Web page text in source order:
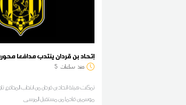
إتحاد بن قردان ينتدب مدافعا
منذ ساعات 5
تمكنت هيئة اتحاد بن قردان من انتداب المدافع
موسمين قادما من مستقبل المرسى